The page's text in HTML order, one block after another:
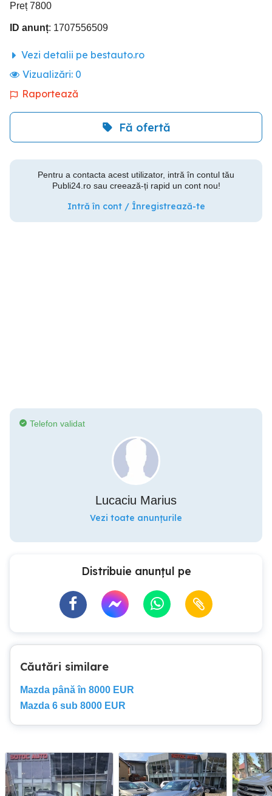
Preț 7800
ID anunț: 1707556509
Vezi detalii pe bestauto.ro
Vizualizări: 0
Raportează
Fă ofertă
Pentru a contacta acest utilizator, intră în contul tău
Publi24.ro sau creează-ți rapid un cont nou!
Intră în cont / Înregistrează-te
Telefon validat
Lucaciu Marius
Vezi toate anunțurile
Distribuie anunțul pe
Căutări similare
Mazda până în 8000 EUR
Mazda 6 sub 8000 EUR